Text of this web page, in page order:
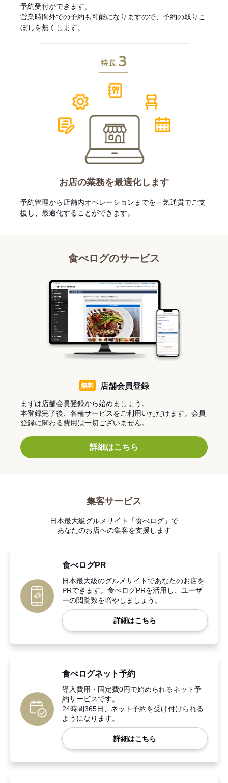
予約受付ができます。
営業時間外での予約も可能になりますので、予約の取りこ
ぼしを無くします。
お店の業務を最適化します
予約管理から店舗内オペレーションまでを一気通貫でご支
援し、最適化することができます。
食べログのサービス
無料 店舗会員登録
まずは店舗会員登録から始めましょう。
本登録完了後、各種サービスをご利用いただけます。会員
登録に関わる費用は一切ございません。
詳細はこちら
集客サービス
日本最大級グルメサイト「食べログ」で
あなたのお店への集客を支援します
食べログPR
日本最大級のグルメサイトであなたのお店を
PRできます。食べログPRを活用し、ユーザ
ーの閲覧数を増やしましょう。
詳細はこちら
食べログネット予約
導入費用・固定費0円で始められるネット予
約サービスです。
24時間365日、ネット予約を受け付けられる
ようになります。
詳細はこちら